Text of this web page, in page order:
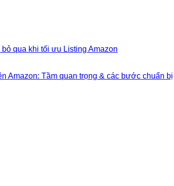
qua khi tối ưu Listing Amazon
Amazon: Tầm quan trọng & các bước chuẩn bị